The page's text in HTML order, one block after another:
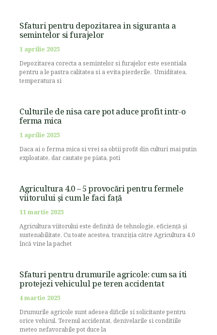
Sfaturi pentru depozitarea in siguranta a
semintelor si furajelor
1 aprilie 2025
Depozitarea corecta a semintelor si furajelor este esentiala
pentru a le pastra calitatea si a evita pierderile. Umiditatea,
temperatura si
Culturile de nisa care pot aduce profit intr-o
ferma mica
1 aprilie 2025
Daca ai o ferma mica si vrei sa obtii profit din culturi mai putin
exploatate, dar cautate pe piata, poti
Agricultura 4.0 – 5 provocări pentru fermele
viitorului și cum le faci față
11 martie 2025
Agricultura viitorului este definită de tehnologie, eficiență și
sustenabilitate. Cu toate acestea, tranziția către Agricultura 4.0
încă vine la pachet
Sfaturi pentru drumurile agricole: cum sa iti
protejezi vehiculul pe teren accidentat
4 martie 2025
Drumurile agricole sunt adesea dificile si solicitante pentru
orice vehicul. Terenul accidentat, denivelarile si conditiile
meteo nefavorabile pot duce la